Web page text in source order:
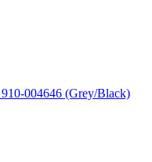
004646 (Grey/Black)